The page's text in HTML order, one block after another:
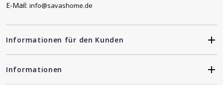
E-Mail: info@savashome.de
Informationen für den Kunden
Informationen